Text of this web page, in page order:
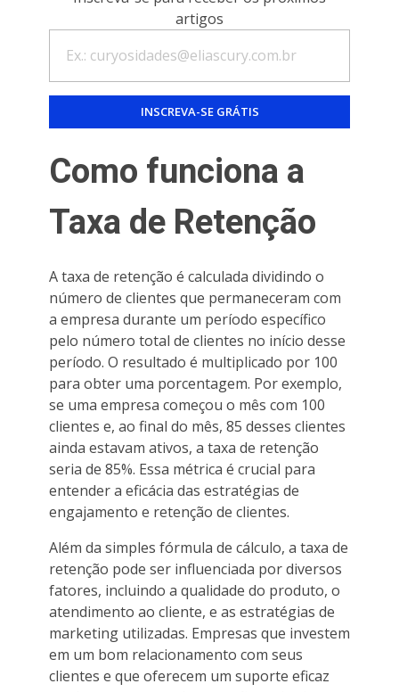
artigos
Como funciona a
Taxa de Retenção
A taxa de retenção é calculada dividindo o
número de clientes que permaneceram com
a empresa durante um período específico
pelo número total de clientes no início desse
período. O resultado é multiplicado por 100
para obter uma porcentagem. Por exemplo,
se uma empresa começou o mês com 100
clientes e, ao final do mês, 85 desses clientes
ainda estavam ativos, a taxa de retenção
seria de 85%. Essa métrica é crucial para
entender a eficácia das estratégias de
engajamento e retenção de clientes.
Além da simples fórmula de cálculo, a taxa de
retenção pode ser influenciada por diversos
fatores, incluindo a qualidade do produto, o
atendimento ao cliente, e as estratégias de
marketing utilizadas. Empresas que investem
em um bom relacionamento com seus
clientes e que oferecem um suporte eficaz